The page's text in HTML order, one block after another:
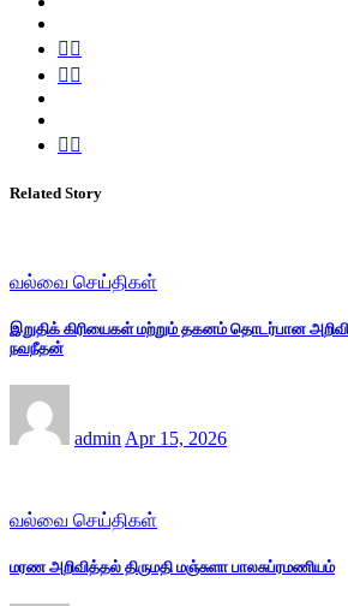
Related Story
வல்வை செய்திகள்
இறுதிக் கிரியைகள் மற்றும் தகனம் தொடர்பான
நவநீதன்
admin Apr 15, 2026
வல்வை செய்திகள்
மரண அறிவித்தல் திருமதி மஞ்சுளா பாலசுப்ரமணியம்